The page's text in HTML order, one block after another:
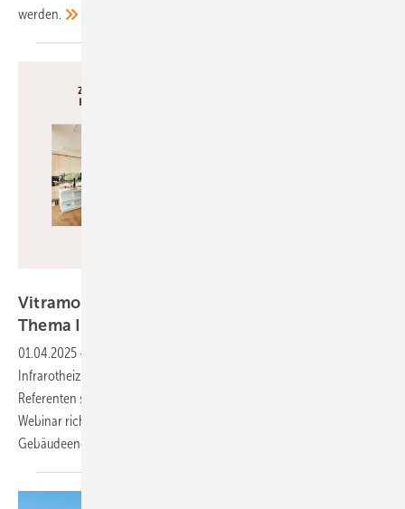
werden.
Vitramo bietet kostenlose Onlineschulung zum
Thema
01.04.2025 -
Infrarotheizungen die Vorteile des elektrischen Heizens vermitteln. Die
Referenten setzen sich auch kritisch mit Einwänden auseinander. Das
Webinar richtet sich unter anderem an Haustechnikplaner,
Gebäudeenergieberater und